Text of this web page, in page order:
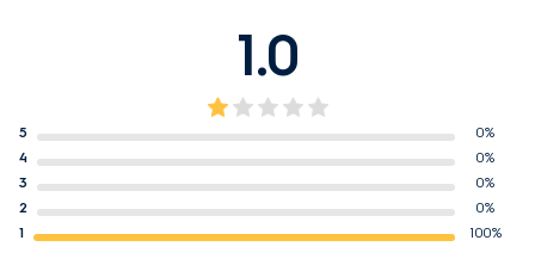
1.0
5
0%
4
0%
3
0%
2
0%
1
100%